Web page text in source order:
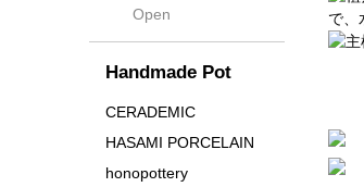
Contra
Cream
Crown
Distortion
Drop
DUNE
Open
Handmade Pot
CERADEMIC
HASAMI PORCELAIN
honopottery